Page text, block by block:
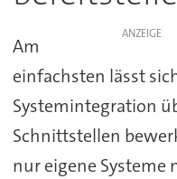
ANZEIGE
Am
einfachsten lässt
Systemintegration
Schnittstellen
nur eigene Systeme